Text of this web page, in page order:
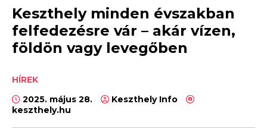
Keszthely minden évszakban
felfedezésre vár – akár vízen,
földön vagy levegőben
HÍREK
2025. május 28.
Keszthely Info
keszthely.hu